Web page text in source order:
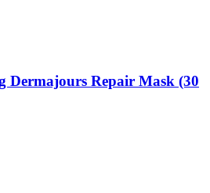
Dermajours Repair Mask (30